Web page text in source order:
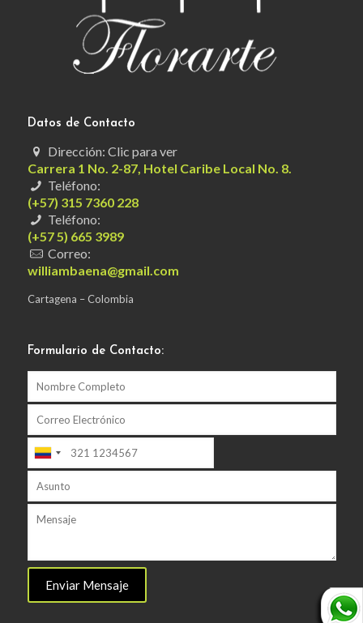
Datos de Contacto
Dirección: Clic para ver
Carrera 1 No. 2-87, Hotel Caribe Local No. 8.
Teléfono:
(+57) 315 7360 228
Teléfono:
(+57 5) 665 3989
Correo:
williambaena@gmail.com
Cartagena – Colombia
Formulario de Contacto: